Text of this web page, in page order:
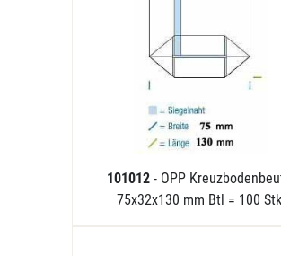
101012 - OPP
75x32x130 mm Btl = 100